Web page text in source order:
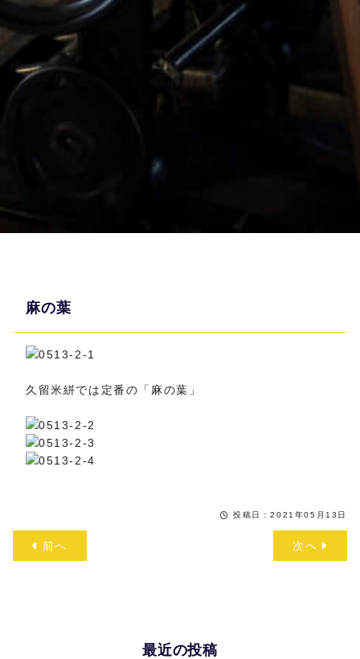
麻の葉
久留米絣では定番の「麻の葉」
投稿日：2021年05月13日
前へ 次へ
最近の投稿